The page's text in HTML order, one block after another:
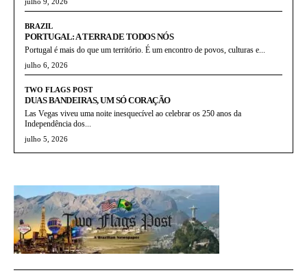
BRAZIL
PORTUGAL: A TERRA DE TODOS NÓS
Portugal é mais do que um território. É um encontro de povos, culturas e...
julho 6, 2026
TWO FLAGS POST
DUAS BANDEIRAS, UM SÓ CORAÇÃO
Las Vegas viveu uma noite inesquecível ao celebrar os 250 anos da
Independência dos...
julho 5, 2026